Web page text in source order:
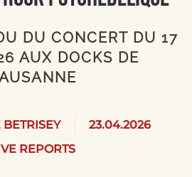
DU CONCERT DU 17
AUX DOCKS DE
23.04.2026
REPORTS